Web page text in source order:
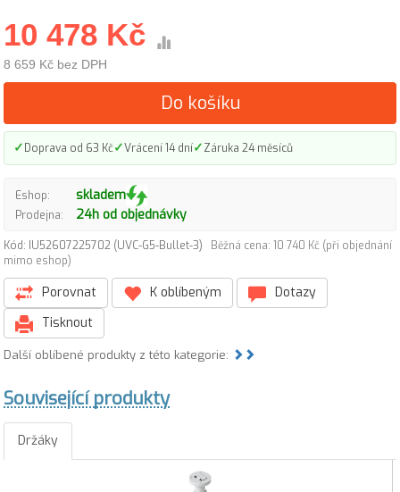
10 478 Kč
8 659 Kč bez DPH
Do košíku
✓Doprava od 63 Kč✓Vrácení 14 dní✓Záruka 24 měsíců
Eshop: skladem
Prodejna: 24h od objednávky
Kód: IU52607225702 (UVC-G5-Bullet-3)
Běžná cena: 10 740 Kč (při objednání
mimo eshop)
Porovnat K oblíbeným
Dotazy
Tisknout
Další oblíbené produkty z této kategorie:
Související produkty
Držáky